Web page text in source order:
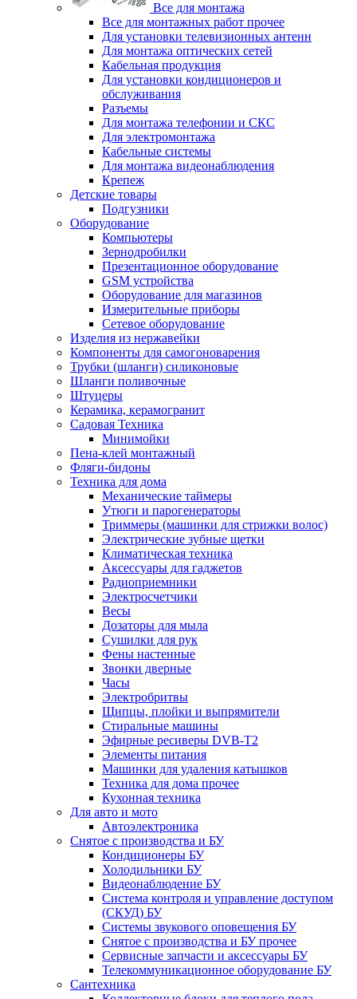
Все для монтажа
Все для монтажных работ прочее
Для установки телевизионных антенн
Для монтажа оптических сетей
Кабельная продукция
Для установки кондиционеров и
обслуживания
Разъемы
Для монтажа телефонии и СКС
Для электромонтажа
Кабельные системы
Для монтажа видеонаблюдения
Крепеж
Детские товары
Подгузники
Оборудование
Компьютеры
Зернодробилки
Презентационное оборудование
GSM устройства
Оборудование для магазинов
Измерительные приборы
Сетевое оборудование
Изделия из нержавейки
Компоненты для самогоноварения
Трубки (шланги) силиконовые
Шланги поливочные
Штуцеры
Керамика, керамогранит
Садовая Техника
Минимойки
Пена-клей монтажный
Фляги-бидоны
Техника для дома
Механические таймеры
Утюги и парогенераторы
Триммеры (машинки для стрижки волос)
Электрические зубные щетки
Климатическая техника
Аксессуары для гаджетов
Радиоприемники
Электросчетчики
Весы
Дозаторы для мыла
Сушилки для рук
Фены настенные
Звонки дверные
Часы
Электробритвы
Щипцы, плойки и выпрямители
Стиральные машины
Эфирные ресиверы DVB-T2
Элементы питания
Машинки для удаления катышков
Техника для дома прочее
Кухонная техника
Для авто и мото
Автоэлектроника
Снятое с производства и БУ
Кондиционеры БУ
Холодильники БУ
Видеонаблюдение БУ
Система контроля и управление доступом
(СКУД) БУ
Системы звукового оповещения БУ
Снятое с производства и БУ прочее
Сервисные запчасти и аксессуары БУ
Телекоммуникационное оборудование БУ
Сантехника